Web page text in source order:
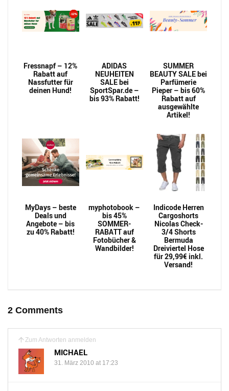
Fressnapf – 12%
Rabatt auf
Nassfutter für
deinen Hund!
ADIDAS
NEUHEITEN
SALE bei
SportSpar.de –
bis 93% Rabatt!
SUMMER
BEAUTY SALE bei
Parfümerie
Pieper – bis 60%
Rabatt auf
ausgewählte
Artikel!
MyDays – beste
Deals und
Angebote – bis
zu 40% Rabatt!
myphotobook –
bis 45%
SOMMER-
RABATT auf
Fotobücher &
Wandbilder!
Indicode Herren
Cargoshorts
Nicolas Check-
3/4 Shorts
Bermuda
Dreiviertel Hose
für 29,99€ inkl.
Versand!
2 Comments
Zum Antworten anmelden
MICHAEL
31. März 2010 at 17:23